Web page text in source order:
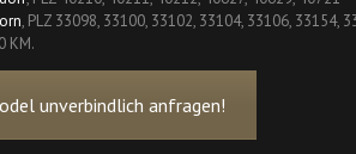
, PLZ 33098, 33100, 33102, 33104, 33106, 33154,
KM.
unverbindlich anfragen!